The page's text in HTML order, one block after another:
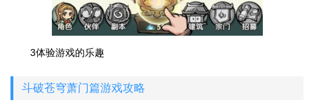
3体验游戏的乐趣
斗破苍穹萧门篇游戏攻略